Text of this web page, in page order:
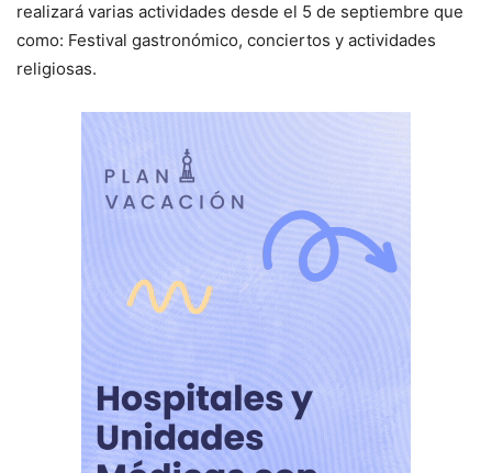
realizará varias actividades desde el 5 de septiembre que
como: Festival gastronómico, conciertos y actividades
religiosas.